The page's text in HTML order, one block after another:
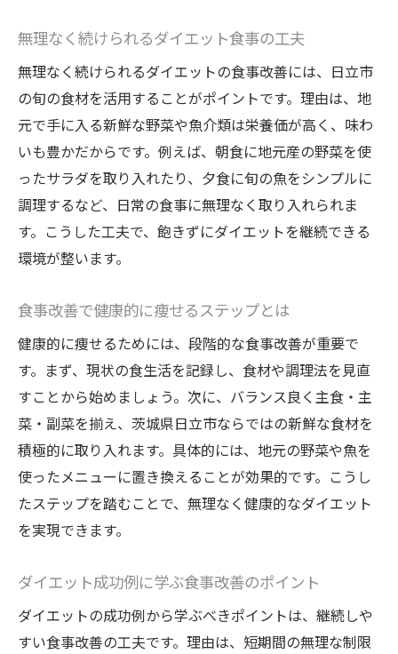
無理なく続けられるダイエット食事の工夫
無理なく続けられるダイエットの食事改善には、日立市
の旬の食材を活用することがポイントです。理由は、地
元で手に入る新鮮な野菜や魚介類は栄養価が高く、味わ
いも豊かだからです。例えば、朝食に地元産の野菜を使
ったサラダを取り入れたり、夕食に旬の魚をシンプルに
調理するなど、日常の食事に無理なく取り入れられま
す。こうした工夫で、飽きずにダイエットを継続できる
環境が整います。
食事改善で健康的に痩せるステップとは
健康的に痩せるためには、段階的な食事改善が重要で
す。まず、現状の食生活を記録し、食材や調理法を見直
すことから始めましょう。次に、バランス良く主食・主
菜・副菜を揃え、茨城県日立市ならではの新鮮な食材を
積極的に取り入れます。具体的には、地元の野菜や魚を
使ったメニューに置き換えることが効果的です。こうし
たステップを踏むことで、無理なく健康的なダイエット
を実現できます。
ダイエット成功例に学ぶ食事改善のポイント
ダイエットの成功例から学ぶべきポイントは、継続しや
すい食事改善の工夫です。理由は、短期間の無理な制限